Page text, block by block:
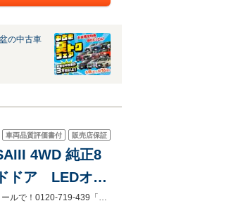
の中古車
車両品質評価書付 販売店保証
4WD 純正8
ドア LEDオー
リングストッ
純正8インチメモリーナビ パノラマモニターETC 両側パワースライドドアお問い合わせはフリーコールで！0120-719-439「カーセンサーを見た」とお話下さい。